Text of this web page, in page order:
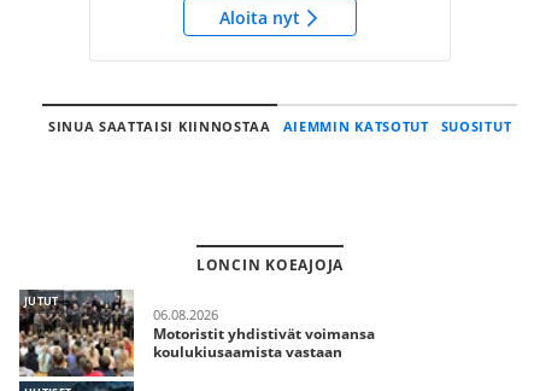
Aloita nyt
SINUA SAATTAISI KIINNOSTAA AIEMMIN KATSOTUT SUOSITUT
LONCIN KOEAJOJA
JUTUT
06.08.2026
Motoristit yhdistivät voimansa
koulukiusaamista vastaan